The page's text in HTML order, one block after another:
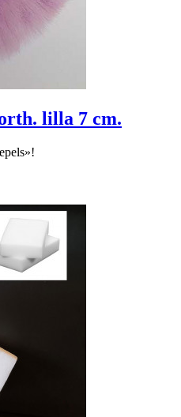
lilla 7 cm.